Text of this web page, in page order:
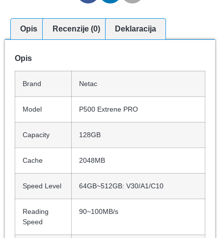
Opis Recenzije (0) Deklaracija
Opis
Brand Netac
Model P500 Extrene PRO
Capacity 128GB
Cache 2048MB
Speed Level 64GB~512GB: V30/A1/C10
Reading
Speed
90~100MB/s